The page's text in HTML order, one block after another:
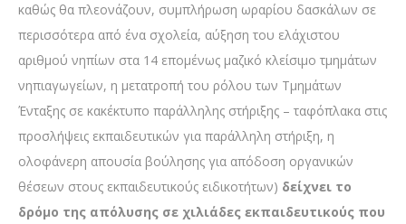
καθώς θα πλεονάζουν, συμπλήρωση ωραρίου δασκάλων σε
περισσότερα από ένα σχολεία, αύξηση του ελάχιστου
αριθμού νηπίων στα 14 επομένως μαζικό κλείσιμο τμημάτων
νηπιαγωγείων, η μετατροπή του ρόλου των Τμημάτων
Ένταξης σε κακέκτυπο παράλληλης στήριξης – ταφόπλακα στις
προσλήψεις εκπαιδευτικών για παράλληλη στήριξη, η
ολοφάνερη απουσία βούλησης για απόδοση οργανικών
θέσεων στους εκπαιδευτικούς ειδικοτήτων) δείχνει το
δρόμο της απόλυσης σε χιλιάδες εκπαιδευτικούς που